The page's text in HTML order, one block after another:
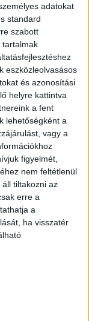
adatokat
standard
szabott
tartalmak
eszközleolvasásos
és azonosítási
helyre kattintva
a fent
lehetőségként a
vagy a
figyelmét,
nem feltétlenül
tiltakozni az
erre a
a
ha visszatér
támogatási
az olcsóbb